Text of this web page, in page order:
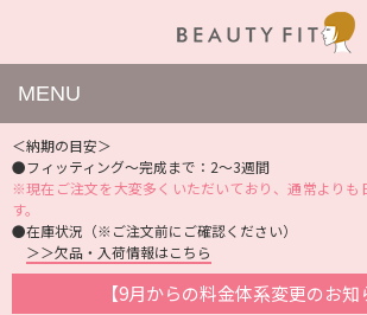
MENU
＜納期の目安＞
●フィッティング〜完成まで：2〜3週間
※現在ご注文を大変多くいただいており、通常よりも
す。
●在庫状況（※ご注文前にご確認ください）
＞＞欠品・入荷情報はこちら
【9月からの料金体系変更のお